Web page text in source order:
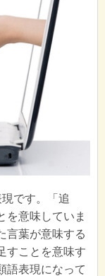
です。「追
を意味していま
言葉が意味する
すことを意味す
語表現になって